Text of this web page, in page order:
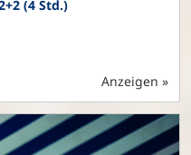
(4 Std.)
Anzeigen »